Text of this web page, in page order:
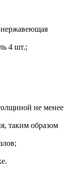
4 шт.;
не менее
таким образом